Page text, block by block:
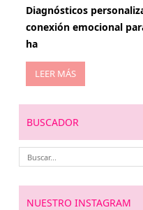
Diagnósticos
conexión emocional
ha
LEER MÁS
BUSCADOR
NUESTRO INSTAGRAM